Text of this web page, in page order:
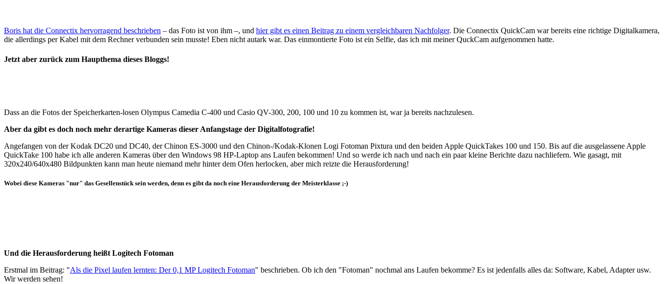
Boris hat die Connectix hervorragend beschrieben – das Foto ist von ihm –, und hier gibt es einen Beitrag zu einem vergleichbaren Nachfolger. Die Connectix QuickCam war bereits eine richtige Digitalkamera,
die allerdings per Kabel mit dem Rechner verbunden sein musste! Eben nicht autark war. Das einmontierte Foto ist ein Selfie, das ich mit meiner QuckCam aufgenommen hatte.
Jetzt aber zurück zum Haupthema dieses Bloggs!
Dass an die Fotos der Speicherkarten-losen Olympus Camedia C-400 und Casio QV-300, 200, 100 und 10 zu kommen ist, war ja bereits nachzulesen.
Aber da gibt es doch noch mehr derartige Kameras dieser Anfangstage der Digitalfotografie!
Angefangen von der Kodak DC20 und DC40, der Chinon ES-3000 und den Chinon-/Kodak-Klonen Logi Fotoman Pixtura und den beiden Apple QuickTakes 100 und 150. Bis auf die ausgelassene Apple
QuickTake 100 habe ich alle anderen Kameras über den Windows 98 HP-Laptop ans Laufen bekommen! Und so werde ich nach und nach ein paar kleine Berichte dazu nachliefern. Wie gasagt, mit
320x240/640x480 Bildpunkten kann man heute niemand mehr hinter dem Ofen herlocken, aber mich reizte die Herausforderung!
Wobei diese Kameras "nur" das Gesellenstück sein werden, denn es gibt da noch eine Herausforderung der Meisterklasse ;-)
Und die Herausforderung heißt Logitech Fotoman
Erstmal im Beitrag: "Als die Pixel laufen lernten: Der 0,1 MP Logitech Fotoman" beschrieben. Ob ich den "Fotoman" nochmal ans Laufen bekomme? Es ist jedenfalls alles da: Software, Kabel, Adapter usw.
Wir werden sehen!